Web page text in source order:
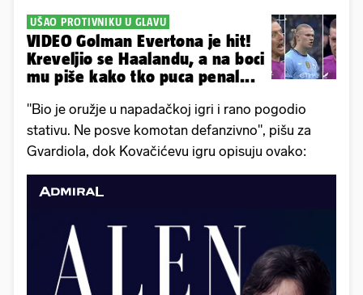
UŠAO PROTIVNIKU U GLAVU
VIDEO Golman Evertona je hit!
Kreveljio se Haalandu, a na boci
mu piše kako tko puca penal...
"Bio je oružje u napadačkoj igri i rano pogodio
stativu. Ne posve komotan defanzivno", pišu za
Gvardiola, dok Kovačićevu igru opisuju ovako: